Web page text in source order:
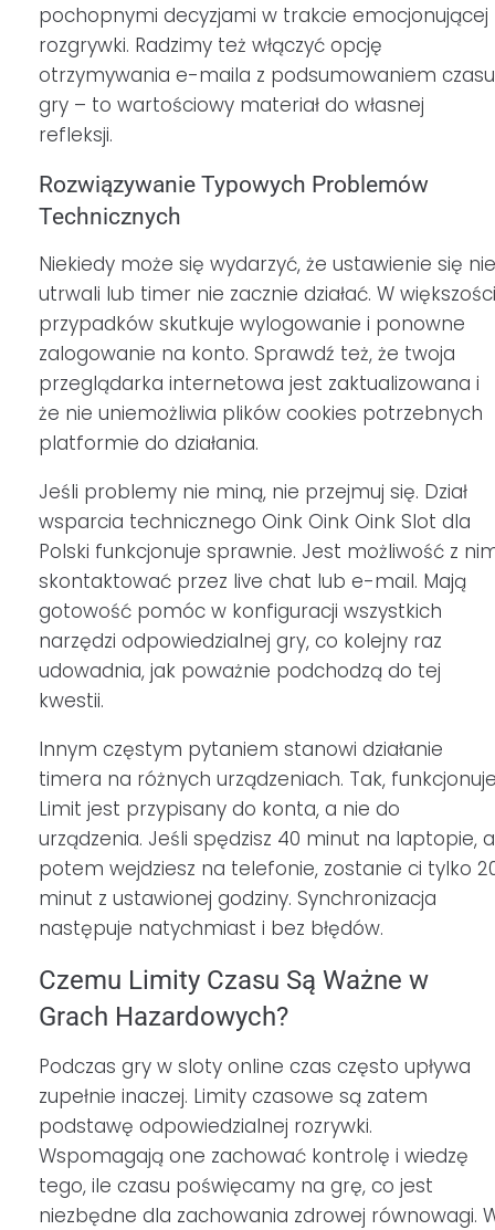
pochopnymi decyzjami w trakcie emocjonującej
rozgrywki. Radzimy też włączyć opcję
otrzymywania e-maila z podsumowaniem czasu
gry – to wartościowy materiał do własnej
refleksji.
Rozwiązywanie Typowych Problemów
Technicznych
Niekiedy może się wydarzyć, że ustawienie się nie
utrwali lub timer nie zacznie działać. W większości
przypadków skutkuje wylogowanie i ponowne
zalogowanie na konto. Sprawdź też, że twoja
przeglądarka internetowa jest zaktualizowana i
że nie uniemożliwia plików cookies potrzebnych
platformie do działania.
Jeśli problemy nie miną, nie przejmuj się. Dział
wsparcia technicznego Oink Oink Oink Slot dla
Polski funkcjonuje sprawnie. Jest możliwość z
skontaktować przez live chat lub e-mail. Mają
gotowość pomóc w konfiguracji wszystkich
narzędzi odpowiedzialnej gry, co kolejny raz
udowadnia, jak poważnie podchodzą do tej
kwestii.
Innym częstym pytaniem stanowi działanie
timera na różnych urządzeniach. Tak,
Limit jest przypisany do konta, a nie do
urządzenia. Jeśli spędzisz 40 minut na laptopie, a
potem wejdziesz na telefonie, zostanie ci tylko
minut z ustawionej godziny. Synchronizacja
następuje natychmiast i bez błędów.
Czemu Limity Czasu Są Ważne w
Grach Hazardowych?
Podczas gry w sloty online czas często upływa
zupełnie inaczej. Limity czasowe są zatem
podstawę odpowiedzialnej rozrywki.
Wspomagają one zachować kontrolę i wiedzę
tego, ile czasu poświęcamy na grę, co jest
niezbędne dla zachowania zdrowej równowagi.